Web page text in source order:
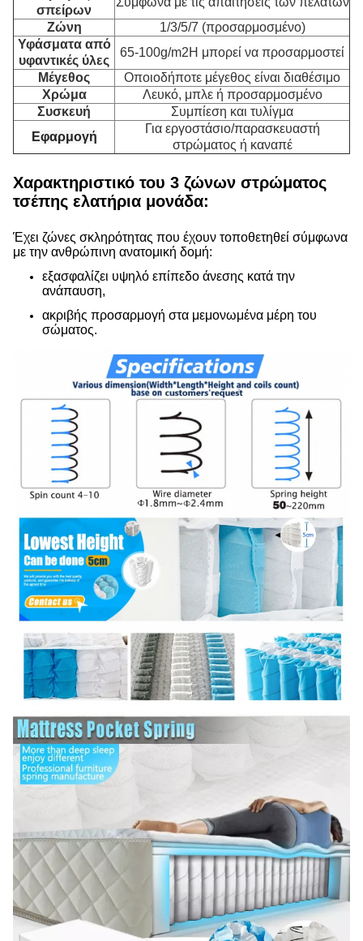
σπείρων
Ζώνη
1/3/5/7 (προσαρμοσμένο)
Υφάσματα από
υφαντικές ύλες
65-100g/m2Η μπορεί να προσαρμοστεί
Μέγεθος
Οποιοδήποτε μέγεθος είναι διαθέσιμο
Χρώμα
Λευκό, μπλε ή προσαρμοσμένο
Συσκευή
Συμπίεση και τυλίγμα
Εφαρμογή
Για εργοστάσιο/παρασκευαστή
στρώματος ή καναπέ
Χαρακτηριστικό του 3 ζώνων στρώματος
τσέπης ελατήρια μονάδα:
Έχει ζώνες σκληρότητας που έχουν τοποθετηθεί σύμφωνα
με την ανθρώπινη ανατομική δομή:
εξασφαλίζει υψηλό επίπεδο άνεσης κατά την
ανάπαυση,
ακριβής προσαρμογή στα μεμονωμένα μέρη του
σώματος.